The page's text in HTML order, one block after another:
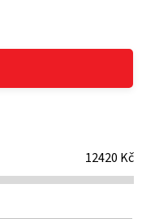
12420 Kč